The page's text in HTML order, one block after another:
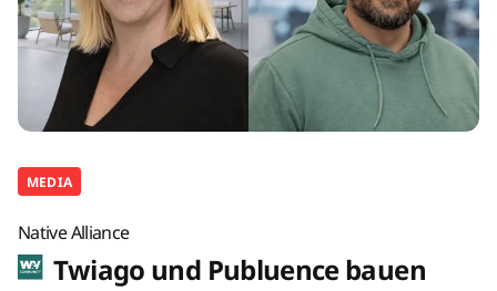
MEDIA
Native Alliance
Twiago und Publuence bauen